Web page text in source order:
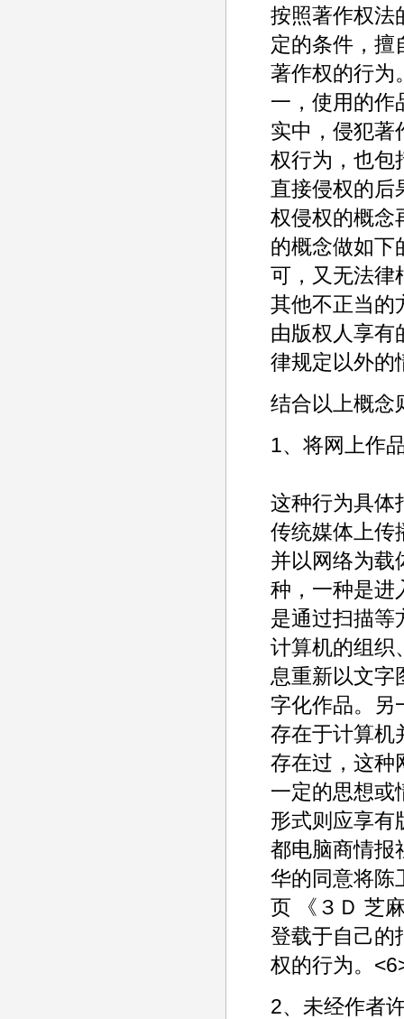
按照著作权法
定的条件，擅
著作权的行为
一，使用的作
实中，侵犯著
权行为，也包
直接侵权的后
权侵权的概念
的概念做如下
可，又无法律
其他不正当的
由版权人享有
律规定以外的
结合以上概
1、将网上作
这种行为具体
传统媒体上传
并以网络为载
种，一种是进
是通过扫描等
计算机的组织
息重新以文字
字化作品。另
存在于计算机
存在过，这种
一定的思想或
形式则应享有
都电脑商情报
华的同意将陈
页 《３Ｄ 芝
登载于自己的
权的行为。
2、未经作者